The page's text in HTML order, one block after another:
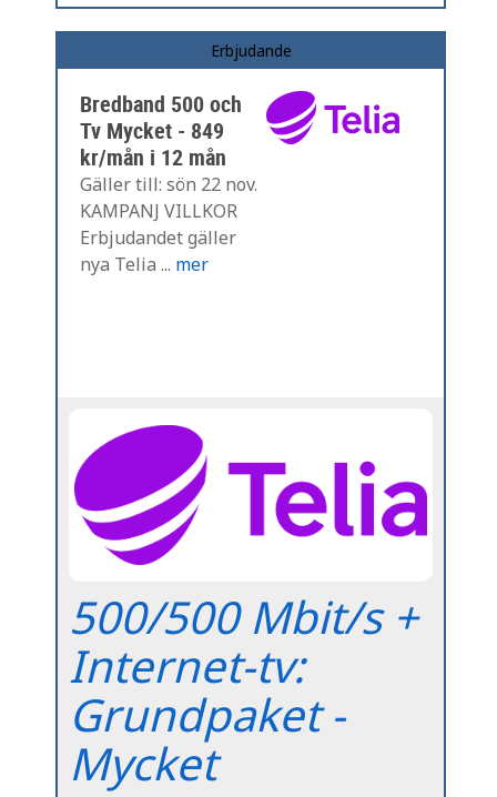
Erbjudande
Bredband 500 och
Tv Mycket - 849
kr/mån i 12 mån
Gäller till: sön 22 nov.
KAMPANJ VILLKOR
Erbjudandet gäller
nya Telia ... mer
500/500 Mbit/s +
Internet-tv:
Grundpaket -
Mycket